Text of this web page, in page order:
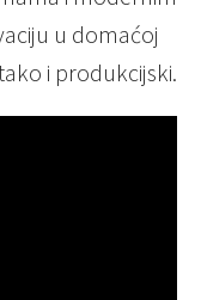
u domaćoj
i produkcijski.